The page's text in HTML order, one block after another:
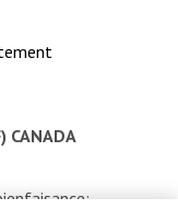
CANADA